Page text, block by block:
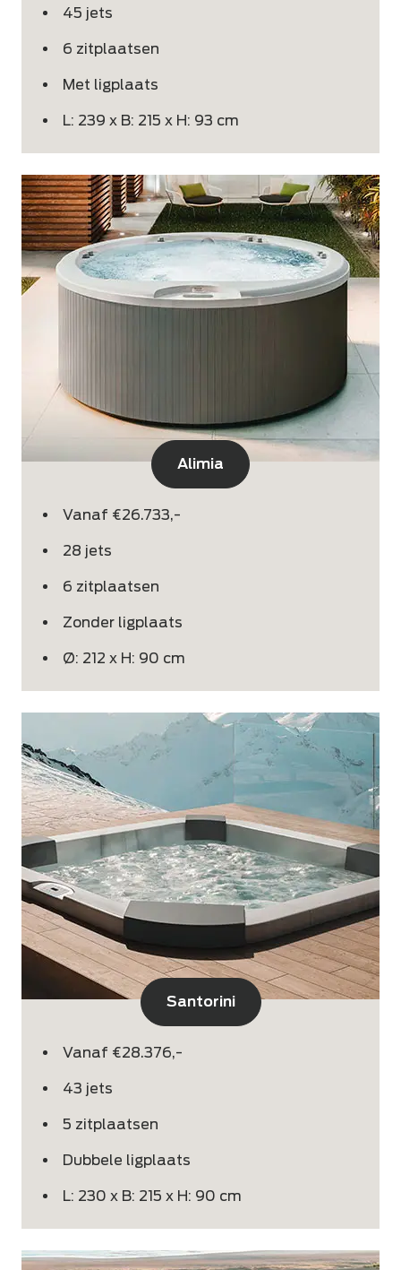
45 jets
6 zitplaatsen
Met ligplaats
L: 239 x B: 215 x H: 93 cm
Vanaf €26.733,-
28 jets
6 zitplaatsen
Zonder ligplaats
Ø: 212 x H: 90 cm
Alimia
Vanaf €28.376,-
43 jets
5 zitplaatsen
Dubbele ligplaats
L: 230 x B: 215 x H: 90 cm
Santorini